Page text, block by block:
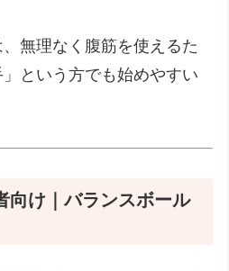
無理なく腹筋を使えるた
という方でも始めやすい
向け｜バランスボール